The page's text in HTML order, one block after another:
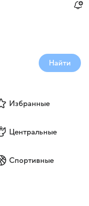
Найти
Избранные
Центральные
Спортивные